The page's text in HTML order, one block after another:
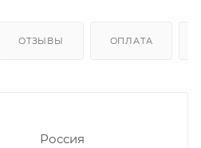
ОТЗЫВЫ ОПЛАТА
Россия